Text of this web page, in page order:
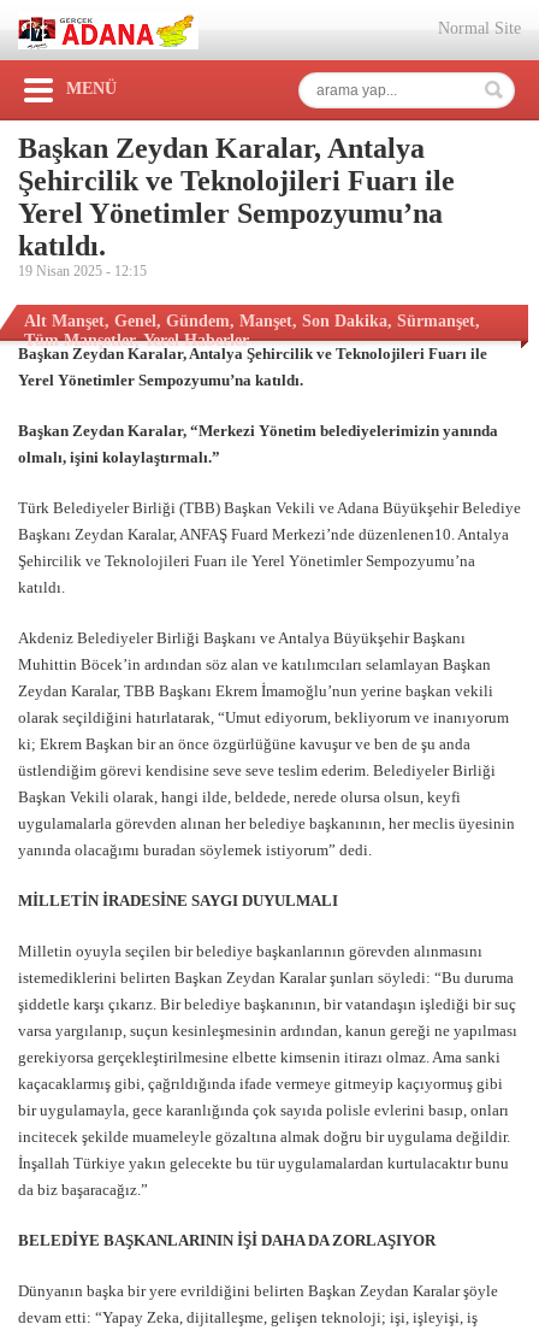
Normal Site
MENÜ
Başkan Zeydan Karalar, Antalya
Şehircilik ve Teknolojileri Fuarı ile
Yerel Yönetimler Sempozyumu’na
katıldı.
19 Nisan 2025 - 12:15
Alt Manşet, Genel, Gündem, Manşet, Son Dakika, Sürmanşet,
Tüm Manşetler,Yerel Haberler
Başkan Zeydan Karalar, Antalya Şehircilik ve Teknolojileri Fuarı ile
Yerel Yönetimler Sempozyumu’na katıldı.
Başkan Zeydan Karalar, “Merkezi Yönetim belediyelerimizin yanında
olmalı, işini kolaylaştırmalı.”
Türk Belediyeler Birliği (TBB) Başkan Vekili ve Adana Büyükşehir Belediye
Başkanı Zeydan Karalar, ANFAŞ Fuard Merkezi’nde düzenlenen10. Antalya
Şehircilik ve Teknolojileri Fuarı ile Yerel Yönetimler Sempozyumu’na
katıldı.
Akdeniz Belediyeler Birliği Başkanı ve Antalya Büyükşehir Başkanı
Muhittin Böcek’in ardından söz alan ve katılımcıları selamlayan Başkan
Zeydan Karalar, TBB Başkanı Ekrem İmamoğlu’nun yerine başkan vekili
olarak seçildiğini hatırlatarak, “Umut ediyorum, bekliyorum ve inanıyorum
ki; Ekrem Başkan bir an önce özgürlüğüne kavuşur ve ben de şu anda
üstlendiğim görevi kendisine seve seve teslim ederim. Belediyeler Birliği
Başkan Vekili olarak, hangi ilde, beldede, nerede olursa olsun, keyfi
uygulamalarla görevden alınan her belediye başkanının, her meclis üyesinin
yanında olacağımı buradan söylemek istiyorum” dedi.
MİLLETİN İRADESİNE SAYGI DUYULMALI
Milletin oyuyla seçilen bir belediye başkanlarının görevden alınmasını
istemediklerini belirten Başkan Zeydan Karalar şunları söyledi: “Bu duruma
şiddetle karşı çıkarız. Bir belediye başkanının, bir vatandaşın işlediği bir suç
varsa yargılanıp, suçun kesinleşmesinin ardından, kanun gereği ne yapılması
gerekiyorsa gerçekleştirilmesine elbette kimsenin itirazı olmaz. Ama sanki
kaçacaklarmış gibi, çağrıldığında ifade vermeye gitmeyip kaçıyormuş gibi
bir uygulamayla, gece karanlığında çok sayıda polisle evlerini basıp, onları
incitecek şekilde muameleyle gözaltına almak doğru bir uygulama değildir.
İnşallah Türkiye yakın gelecekte bu tür uygulamalardan kurtulacaktır bunu
da biz başaracağız.”
BELEDİYE BAŞKANLARININ İŞİ DAHA DA ZORLAŞIYOR
Dünyanın başka bir yere evrildiğini belirten Başkan Zeydan Karalar şöyle
devam etti: “Yapay Zeka, dijitalleşme, gelişen teknoloji; işi, işleyişi, iş